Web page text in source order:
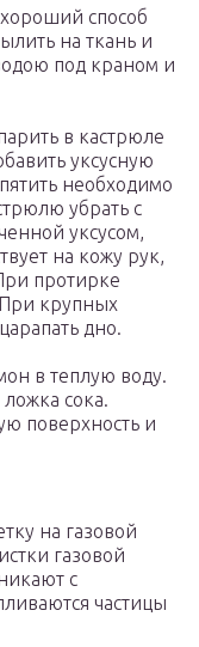
способ
на ткань и
под краном и
в кастрюле
уксусную
необходимо
убрать с
уксусом,
на кожу рук,
протирке
крупных
дно.
в теплую воду.
сока.
поверхность и
на газовой
газовой
с
частицы